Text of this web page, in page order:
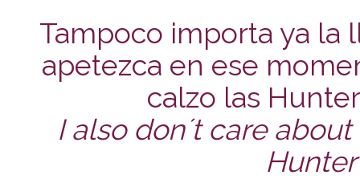
Tampoco importa ya la
apetezca en ese
calzo las
I also don´t care